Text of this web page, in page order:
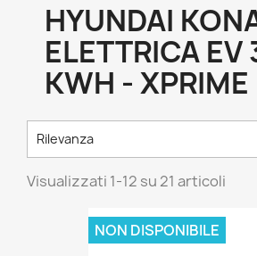
HYUNDAI
ELETTRICA EV
KWH - XPRIME
Rilevanza
Visualizzati 1-12 su 21 articoli
NON DISPONIBILE